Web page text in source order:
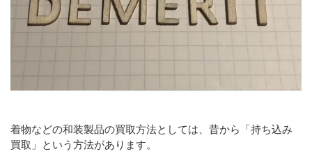
着物などの和装製品の買取方法としては、昔から「持ち込み
買取」という方法があります。